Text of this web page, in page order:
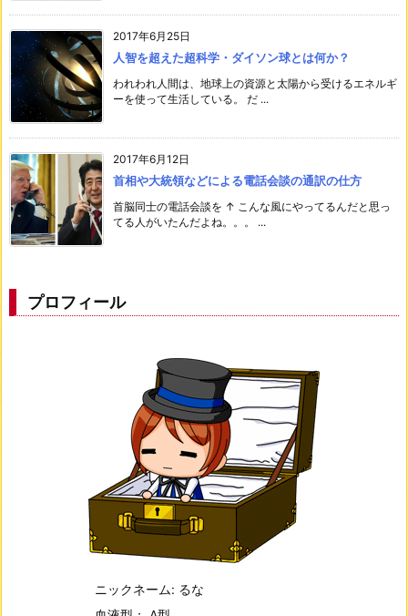
2017年6月25日
人智を超えた超科学・ダイソン球とは何か？
われわれ人間は、地球上の資源と太陽から受けるエネルギ
ーを使って生活している。 だ ...
2017年6月12日
首相や大統領などによる電話会談の通訳の仕方
首脳同士の電話会談を ↑ こんな風にやってるんだと思っ
てる人がいたんだよね。。。 ...
プロフィール
ニックネーム: るな